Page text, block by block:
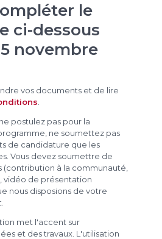
le
ci-dessous
novembre
vos documents et de lire
postulez pas pour la
ne soumettez pas
de candidature que les
Vous devez soumettre de
(contribution à la communauté,
vidéo de présentation
nous disposions de votre
met l'accent sur
et des travaux. L'utilisation